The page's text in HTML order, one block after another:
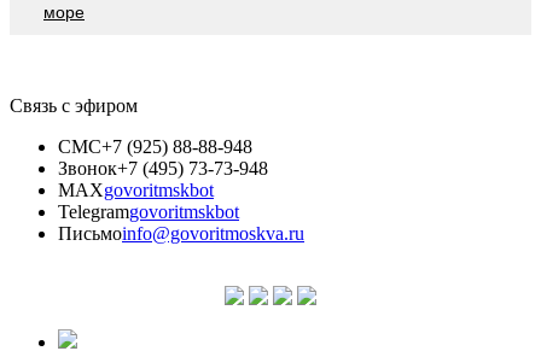
море
Связь с эфиром
СМС+7 (925) 88-88-948
Звонок+7 (495) 73-73-948
MAXgovoritmskbot
Telegramgovoritmskbot
Письмоinfo@govoritmoskva.ru